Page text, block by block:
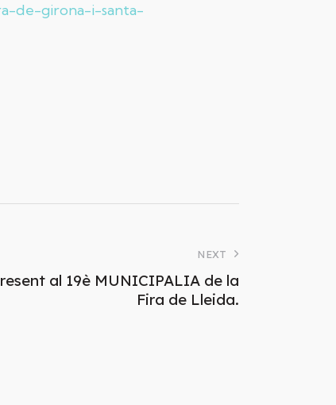
de-girona-i-santa-
NEXT
al 19è MUNICIPALIA de la
Fira de Lleida.